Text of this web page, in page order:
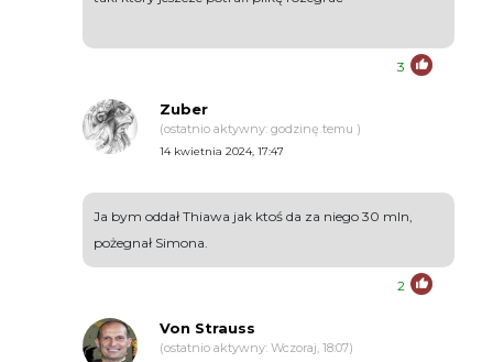
3
Zuber
(ostatnio aktywny: godzinę temu )
14 kwietnia 2024, 17:47
Ja bym oddał Thiawa jak ktoś da za niego 30 mln,
pożegnał Simona.
2
Von Strauss
(ostatnio aktywny: Wczoraj, 18:07)